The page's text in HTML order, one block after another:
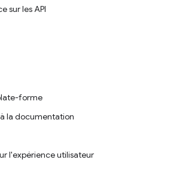
sur les API
forme
la documentation
l'expérience utilisateur